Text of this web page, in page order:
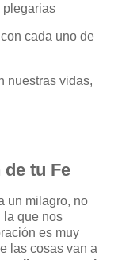
plegarias
cada uno de
nuestras vidas,
tu Fe
un milagro, no
la que nos
es muy
las cosas van a